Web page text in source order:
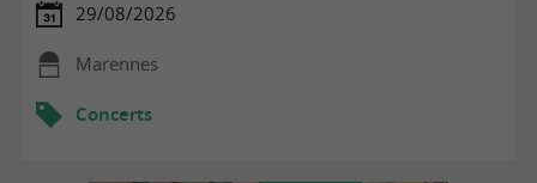
29/08/2026
Marennes
Concerts